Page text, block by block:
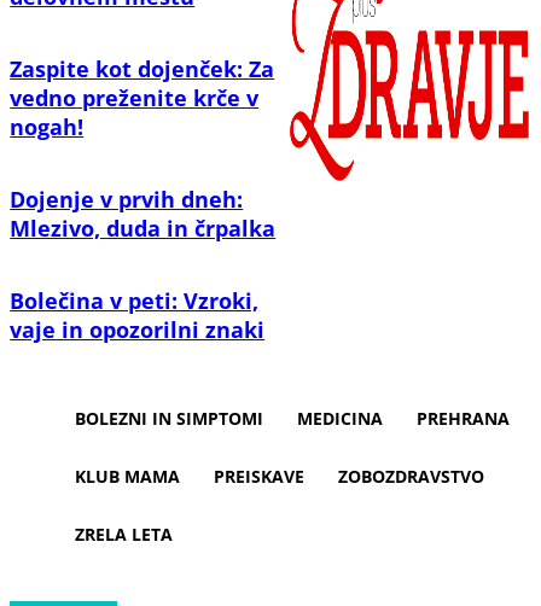
Zaspite kot dojenček: Za
vedno preženite krče v
nogah!
Dojenje v prvih dneh:
Mlezivo, duda in črpalka
Bolečina v peti: Vzroki,
vaje in opozorilni znaki
BOLEZNI IN SIMPTOMI MEDICINA PREHRANA
KLUB MAMA PREISKAVE ZOBOZDRAVSTVO
ZRELA LETA